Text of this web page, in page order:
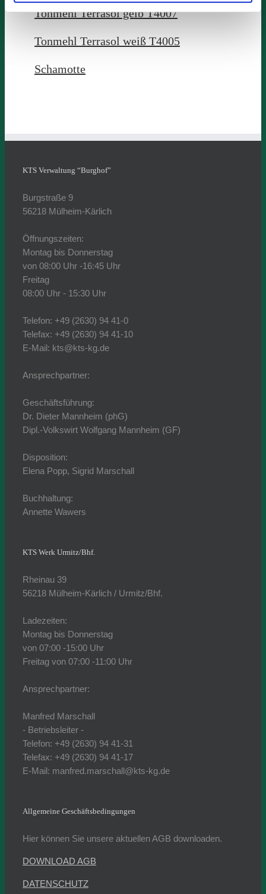
Tonmehl Terrasol gelb T4007
Tonmehl Terrasol weiß T4005
Schamotte
KTS Verwaltung “Burghof”
Burgstraße 9
56218 Mülheim-Kärlich
Öffnungszeiten:
Montag bis Donnerstag
von 08:00 Uhr -16:45 Uhr
Freitag
08:00 Uhr - 15:30 Uhr
Telefon: +49 (2630) 94 41-0
Telefax: +49 (2630) 94 41-10
E-Mail: kts@kts-kg.de
Ansprechpartner:
Geschäftsführung:
Dr. Dieter Mannheim (phG)
Dipl.-Volkswirt Wolfgang Mannheim (GF)
Disposition:
Elena Popp, Sigrid Marschall
Buchhaltung:
Annette Wawers
KTS Werk Urmitz/Bhf.
Rheinau 39
56218 Mülheim-Kärlich / Urmitz/Bhf.
Ladezeiten:
Montag bis Donnerstag
von 07:00 -15:00 Uhr
Freitag von 07:00 -11:00 Uhr
Ansprechpartner:
Manfred Marschall
- Betriebsleiter -
Telefon: +49 (2630) 94 41-31
Telefax: +49 (2630) 94 41-17
E-Mail: manfred.marschall@kts-kg.de
Allgemeine Geschäftsbedingungen
Hier können Sie unsere aktuellen AGB downloaden.
DOWNLOAD AGB
DATENSCHUTZ